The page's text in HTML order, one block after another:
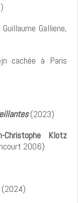
Galliene,
cachée à Paris
(2023)
Christophe Klotz
2006)
(2024)